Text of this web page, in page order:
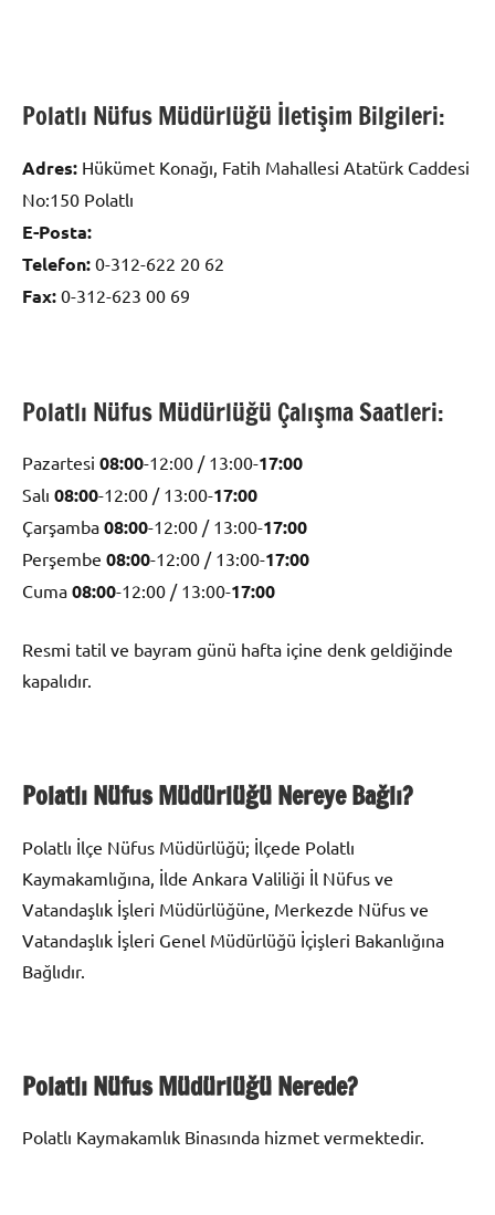
Polatlı Nüfus Müdürlüğü İletişim Bilgileri:
Adres: Hükümet Konağı, Fatih Mahallesi Atatürk Caddesi
No:150 Polatlı
E-Posta:
Telefon: 0-312-622 20 62
Fax: 0-312-623 00 69
Polatlı Nüfus Müdürlüğü Çalışma Saatleri:
Pazartesi 08:00-12:00 / 13:00-17:00
Salı 08:00-12:00 / 13:00-17:00
Çarşamba 08:00-12:00 / 13:00-17:00
Perşembe 08:00-12:00 / 13:00-17:00
Cuma 08:00-12:00 / 13:00-17:00
Resmi tatil ve bayram günü hafta içine denk geldiğinde
kapalıdır.
Polatlı Nüfus Müdürlüğü Nereye Bağlı?
Polatlı İlçe Nüfus Müdürlüğü; İlçede Polatlı
Kaymakamlığına, İlde Ankara Valiliği İl Nüfus ve
Vatandaşlık İşleri Müdürlüğüne, Merkezde Nüfus ve
Vatandaşlık İşleri Genel Müdürlüğü İçişleri Bakanlığına
Bağlıdır.
Polatlı Nüfus Müdürlüğü Nerede?
Polatlı Kaymakamlık Binasında hizmet vermektedir.